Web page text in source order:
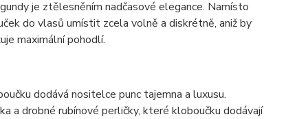
je ztělesněním nadčasové elegance. Namísto
do vlasů umístit zcela volně a diskrétně, aniž by
maximální pohodlí.
dodává nositelce punc tajemna a luxusu.
a drobné rubínové perličky, které kloboučku dodávají